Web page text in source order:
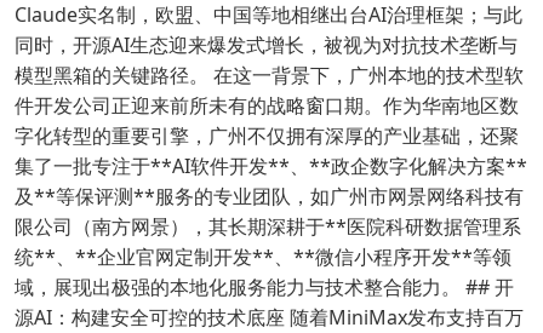
Claude实名制，欧盟、中国等地相继出台AI治理框架；与此
同时，开源AI生态迎来爆发式增长，被视为对抗技术垄断与
模型黑箱的关键路径。 在这一背景下，广州本地的技术型软
件开发公司正迎来前所未有的战略窗口期。作为华南地区数
字化转型的重要引擎，广州不仅拥有深厚的产业基础，还聚
集了一批专注于**AI软件开发**、**政企数字化解决方案**
及**等保评测**服务的专业团队，如广州市网景网络科技有
限公司（南方网景），其长期深耕于**医院科研数据管理系
统**、**企业官网定制开发**、**微信小程序开发**等领
域，展现出极强的本地化服务能力与技术整合能力。 ## 开
源AI：构建安全可控的技术底座 随着MiniMax发布支持百万